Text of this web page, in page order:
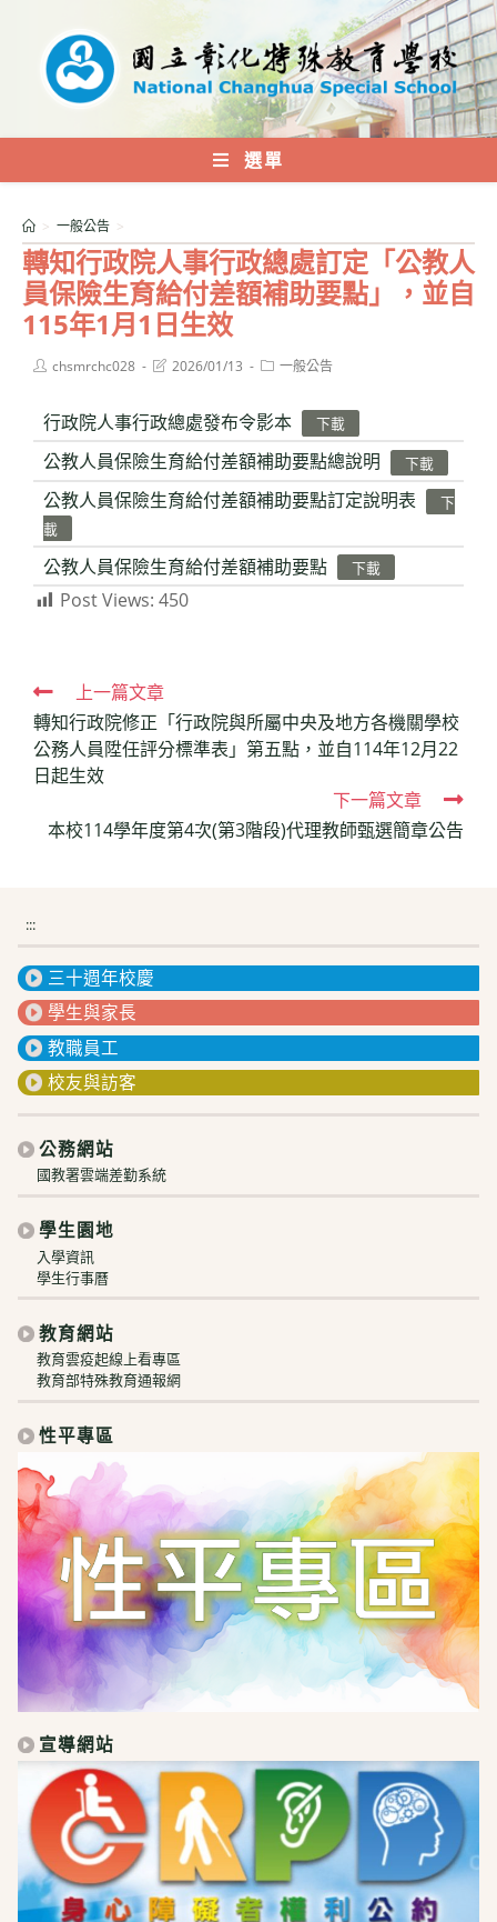
內
選單
轉知行政院人事行政總處訂定「公教人
員保險生育給付差額補助要點」，並自
115年1月1日生效
> 一般公告 >
Postchsmrchc028
Post2026/01/13
Post一般公告
行政院人事行政總處發布令影本 下載
公教人員保險生育給付差額補助要點總說明 下載
公教人員保險生育給付差額補助要點訂定說明表
下
載
公教人員保險生育給付差額補助要點 下載
Post Views: 450
Read
more
articles
上一篇文章
轉知行政院修正「行政院與所屬中央及地方各機關學校
公務人員陞任評分標準表」第五點，並自114年12月22
日起生效
下一篇文章
本校114學年度第4次(第3階段)代理教師甄選簡章公告
:::
三十週年校慶
學生與家長
教職員工
校友與訪客
公務網站
國教署雲端差勤系統
學生園地
入學資訊
學生行事曆
教育網站
教育雲疫起線上看專區
教育部特殊教育通報網
性平專區
宣導網站